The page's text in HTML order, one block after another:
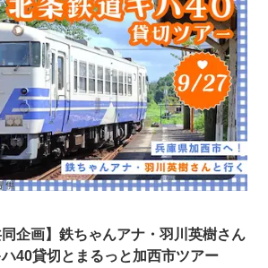
同企画】鉄ちゃんアナ・羽川英樹さん
40貸切とまるっと加西市ツアー